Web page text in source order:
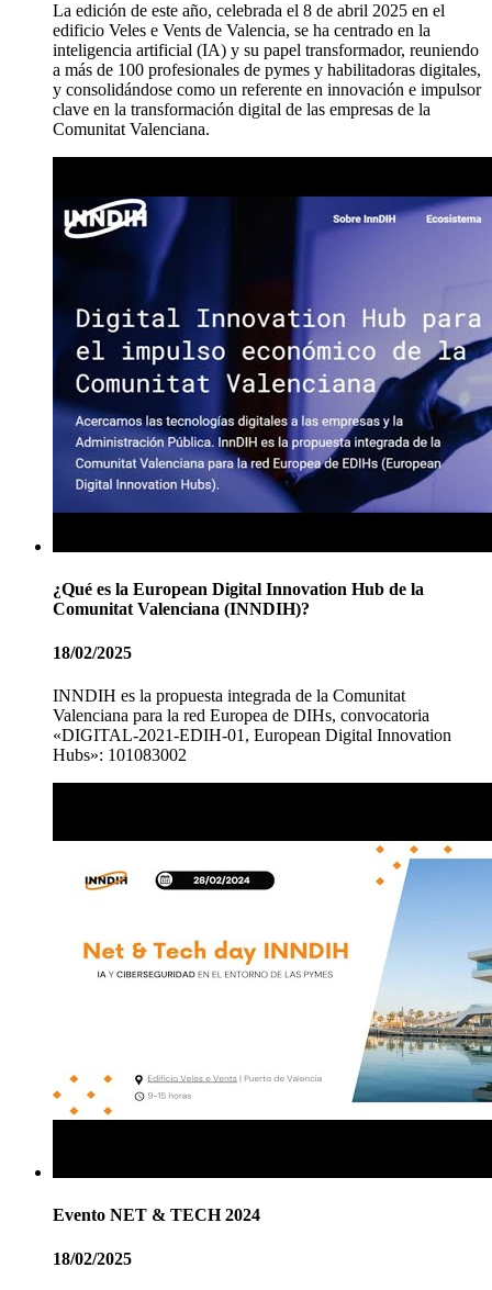
La edición de este año, celebrada el 8 de abril 2025 en el
edificio Veles e Vents de Valencia, se ha centrado en la
inteligencia artificial (IA) y su papel transformador, reuniendo
a más de 100 profesionales de pymes y habilitadoras digitales,
y consolidándose como un referente en innovación e impulsor
clave en la transformación digital de las empresas de la
Comunitat Valenciana.
¿Qué es la European Digital Innovation Hub de la
Comunitat Valenciana (INNDIH)?
18/02/2025
INNDIH es la propuesta integrada de la Comunitat
Valenciana para la red Europea de DIHs, convocatoria
«DIGITAL-2021-EDIH-01, European Digital Innovation
Hubs»: 101083002
Evento NET & TECH 2024
18/02/2025